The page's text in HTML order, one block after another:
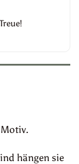
hängen sie